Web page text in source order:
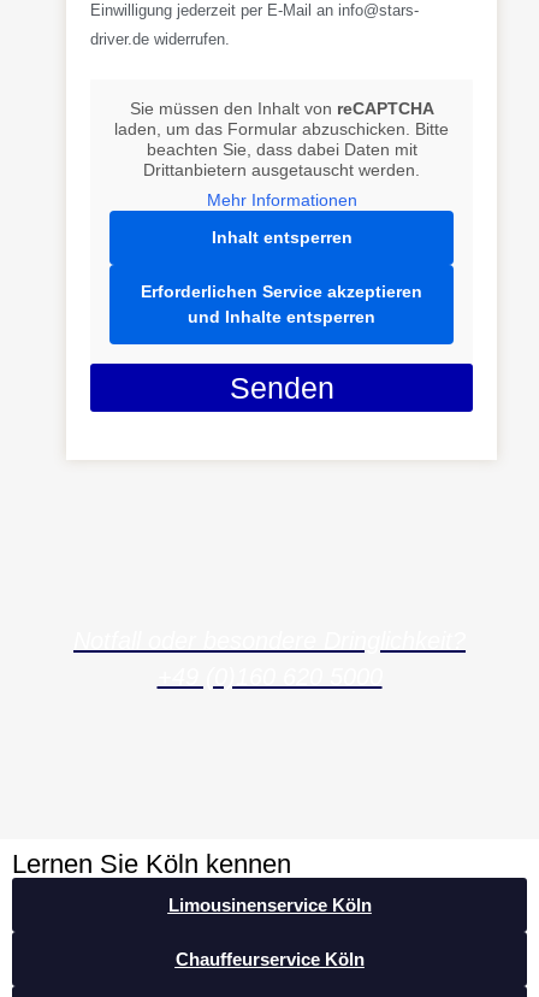
Einwilligung jederzeit per E-Mail an info@stars-
driver.de widerrufen.
Sie müssen den Inhalt von reCAPTCHA
laden, um das Formular abzuschicken. Bitte
beachten Sie, dass dabei Daten mit
Drittanbietern ausgetauscht werden.
Mehr Informationen
Inhalt entsperren
Erforderlichen Service akzeptieren
und Inhalte entsperren
Senden
Lernen Sie Köln kennen
Limousinenservice Köln
Chauffeurservice Köln